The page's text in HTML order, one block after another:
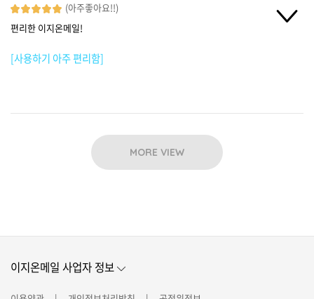
(아주좋아요!!)
편리한 이지온메일!
[사용하기 아주 편리함]
MORE VIEW
이지온메일 사업자 정보